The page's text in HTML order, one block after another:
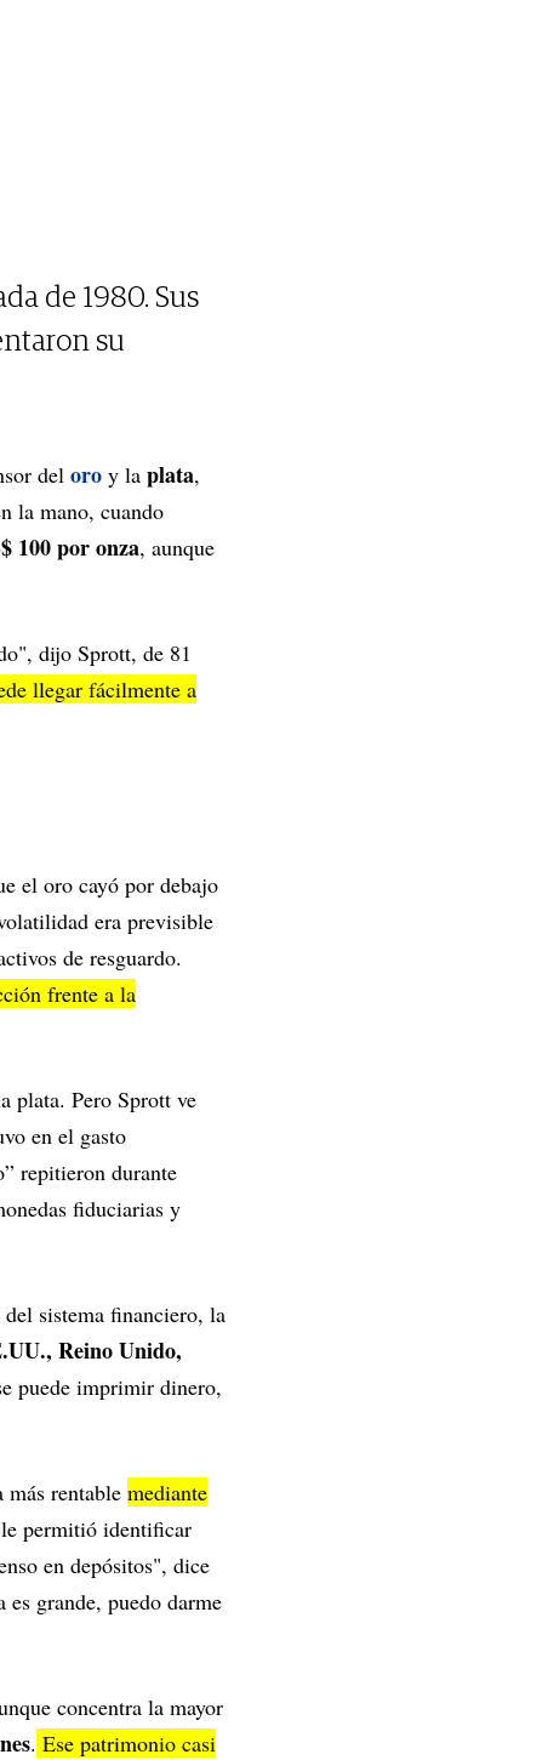
de 1980. Sus
su
del oro y la plata,
la mano, cuando
100 por onza, aunque
dijo Sprott, de 81
llegar fácilmente a
el oro cayó por debajo
era previsible
de resguardo.
frente a la
plata. Pero Sprott ve
en el gasto
repitieron durante
fiduciarias y
sistema financiero, la
Reino Unido,
puede imprimir dinero,
rentable mediante
permitió identificar
en depósitos", dice
grande, puedo darme
concentra la mayor
. Ese patrimonio casi